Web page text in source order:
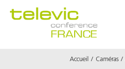
Accueil Caméras